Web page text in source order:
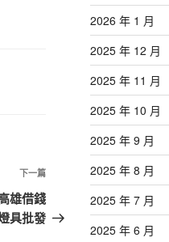
下
一
篇
下一篇
雄借錢
具批發
2026 年 1 月
2025 年 12 月
2025 年 11 月
2025 年 10 月
2025 年 9 月
2025 年 8 月
2025 年 7 月
2025 年 6 月